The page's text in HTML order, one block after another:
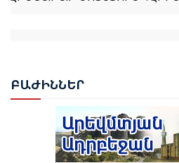
ՆԱԽԱԳԱՀ ՎԱՀԱԳՆ
ՆԻԿՈԼ ՓԱՇԻՆՅԱՆԻՆ
ՄԱՍԻՆ ՀՐԱՄԱՆԱԳԻՐԸ
ԲԱԺԻՆՆԵՐ